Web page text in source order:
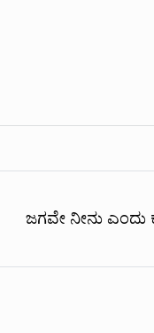
ಜಗವೇ ನೀನು ಎಂದು